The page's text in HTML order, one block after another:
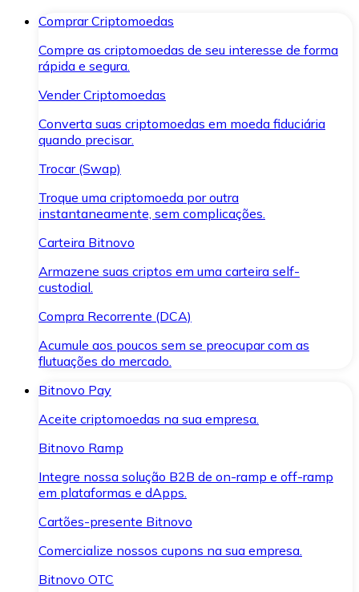
Comprar Criptomoedas
Compre as criptomoedas de seu interesse de forma
rápida e segura.
Vender Criptomoedas
Converta suas criptomoedas em moeda fiduciária
quando precisar.
Trocar (Swap)
Troque uma criptomoeda por outra
instantaneamente, sem complicações.
Carteira Bitnovo
Armazene suas criptos em uma carteira self-
custodial.
Compra Recorrente (DCA)
Acumule aos poucos sem se preocupar com as
flutuações do mercado.
Bitnovo Pay
Aceite criptomoedas na sua empresa.
Bitnovo Ramp
Integre nossa solução B2B de on-ramp e off-ramp
em plataformas e dApps.
Cartões-presente Bitnovo
Comercialize nossos cupons na sua empresa.
Bitnovo OTC